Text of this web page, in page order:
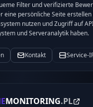
Filter und verifizierte
eine persönliche Seite erstellen
nutzen und Zugriff auf
und Serveranalytik haben.
Kontakt Service-
MONITORING.PL